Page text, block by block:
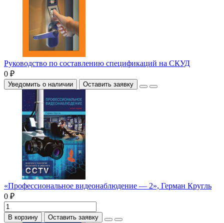
Руководство по составлению спецификаций на СКУД
0 ₽
Уведомить о наличии Оставить заявку
«Профессиональное видеонаблюдение — 2», Герман Кругль
0 ₽
В корзину Оставить заявку